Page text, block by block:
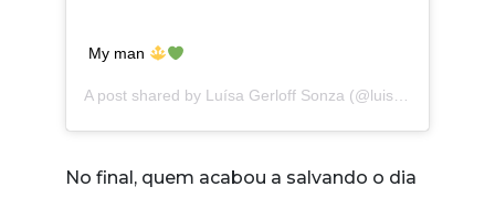
My man
A post shared by Luísa Gerloff Sonza (@luisasonza) on
No final, quem acabou a salvando o dia